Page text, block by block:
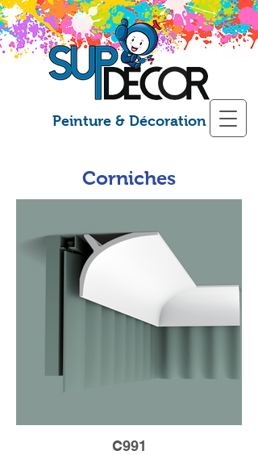
Peinture & Décoration
Corniches
C991